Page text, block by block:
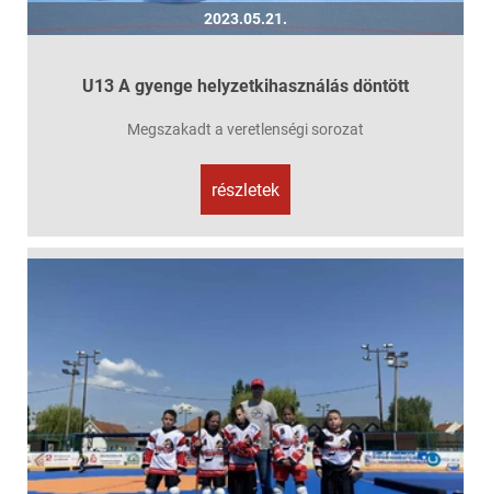
2023.05.21.
U13 A gyenge helyzetkihasználás döntött
Megszakadt a veretlenségi sorozat
részletek